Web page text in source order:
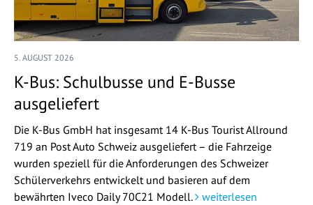
5. AUGUST 2026
K-Bus: Schulbusse und E-Busse
ausgeliefert
Die K-Bus GmbH hat insgesamt 14 K-Bus Tourist Allround
719 an Post Auto Schweiz ausgeliefert – die Fahrzeige
wurden speziell für die Anforderungen des Schweizer
Schülerverkehrs entwickelt und basieren auf dem
bewährten Iveco Daily 70C21 Modell.
weiterlesen